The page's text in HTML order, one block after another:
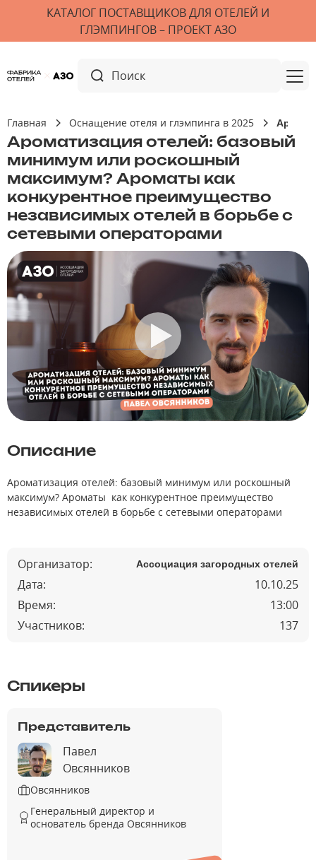
КАТАЛОГ ПОСТАВЩИКОВ ДЛЯ ОТЕЛЕЙ И
ГЛЭМПИНГОВ – ПРОЕКТ АЗО
Главная Оснащение отеля и глэмпинга в 2025
Ароматизация отелей: базовый
минимум или роскошный
максимум? Ароматы как
конкурентное преимущество
независимых отелей в борьбе с
сетевыми операторами
Описание
Ароматизация отелей: базовый минимум или роскошный
максимум? Ароматы как конкурентное преимущество
независимых отелей в борьбе с сетевыми операторами
Организатор: Ассоциация загородных отелей
Дата:
10.10.25
Время:
13:00
Участников:
137
Спикеры
Представитель
Павел
Овсянников
Овсянников
Генеральный директор и
основатель бренда Овсянников